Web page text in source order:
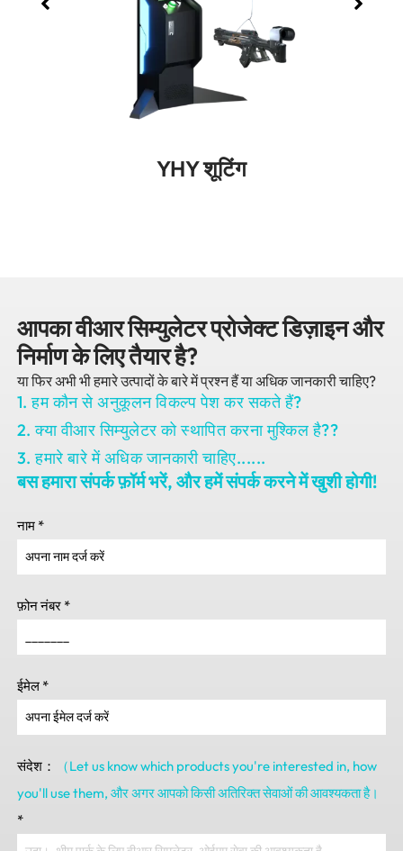
YHY शूटिंग
आपका वीआर सिम्युलेटर प्रोजेक्ट डिज़ाइन और
निर्माण के लिए तैयार है?
या फिर अभी भी हमारे उत्पादों के बारे में प्रश्न हैं या अधिक जानकारी चाहिए?
1. हम कौन से अनुकूलन विकल्प पेश कर सकते हैं?
2. क्या वीआर सिम्युलेटर को स्थापित करना मुश्किल है??
3. हमारे बारे में अधिक जानकारी चाहिए......
बस हमारा संपर्क फ़ॉर्म भरें, और हमें संपर्क करने में खुशी होगी!
नाम *
फ़ोन नंबर *
ईमेल *
संदेश： （Let us know which products you're interested in, how
you'll use them, और अगर आपको किसी अतिरिक्त सेवाओं की आवश्यकता है।
*